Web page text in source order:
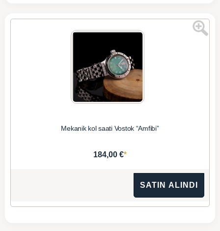
Mekanik kol saati Vostok “Amfibi”
184,00 €*
SATIN ALINDI